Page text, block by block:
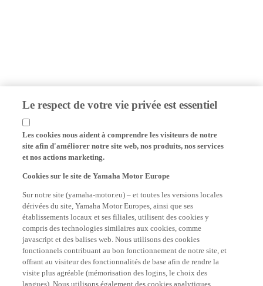
Le respect de votre vie privée est essentiel
Les cookies nous aident à comprendre les visiteurs de notre
site afin d'améliorer notre site web, nos produits, nos services
et nos actions marketing.
dérivées du site, Yamaha Motor Europes, ainsi que ses
établissements locaux et ses filiales, utilisent des cookies y
compris des technologies similaires aux cookies, comme
javascript et des balises web. Nous utilisons des cookies
fonctionnels contribuant au bon fonctionnement de notre site, et
offrant au visiteur des fonctionnalités de base afin de rendre la
visite plus agréable (mémorisation des logins, le choix des
langues). Nous utilisons également des cookies analytiques